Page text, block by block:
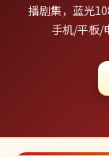
播剧集，蓝光
手机/平板/